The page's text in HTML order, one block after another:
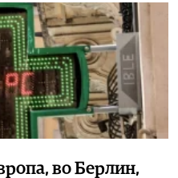
во Берлин,